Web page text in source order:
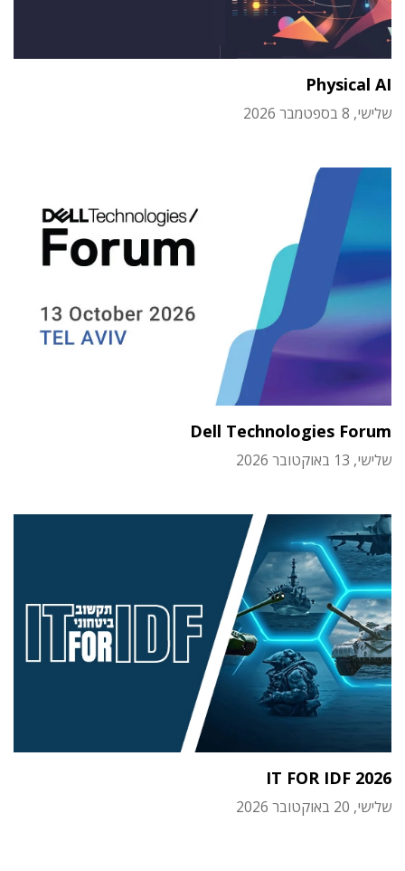
Physical AI
שלישי, 8 בספטמבר 2026
Dell Technologies Forum
שלישי, 13 באוקטובר 2026
IT FOR IDF 2026
שלישי, 20 באוקטובר 2026